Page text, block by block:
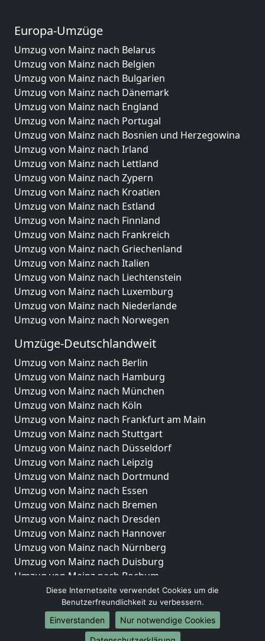
Europa-Umzüge
Umzug von Mainz nach Belarus
Umzug von Mainz nach Belgien
Umzug von Mainz nach Bulgarien
Umzug von Mainz nach Dänemark
Umzug von Mainz nach England
Umzug von Mainz nach Portugal
Umzug von Mainz nach Bosnien und Herzegowina
Umzug von Mainz nach Irland
Umzug von Mainz nach Lettland
Umzug von Mainz nach Zypern
Umzug von Mainz nach Kroatien
Umzug von Mainz nach Estland
Umzug von Mainz nach Finnland
Umzug von Mainz nach Frankreich
Umzug von Mainz nach Griechenland
Umzug von Mainz nach Italien
Umzug von Mainz nach Liechtenstein
Umzug von Mainz nach Luxemburg
Umzug von Mainz nach Niederlande
Umzug von Mainz nach Norwegen
Umzüge-Deutschlandweit
Umzug von Mainz nach Berlin
Umzug von Mainz nach Hamburg
Umzug von Mainz nach München
Umzug von Mainz nach Köln
Umzug von Mainz nach Frankfurt am Main
Umzug von Mainz nach Stuttgart
Umzug von Mainz nach Düsseldorf
Umzug von Mainz nach Leipzig
Umzug von Mainz nach Dortmund
Umzug von Mainz nach Essen
Umzug von Mainz nach Bremen
Umzug von Mainz nach Dresden
Umzug von Mainz nach Hannover
Umzug von Mainz nach Nürnberg
Umzug von Mainz nach Duisburg
Umzug von Mainz nach Bochum
Umzug von Mainz nach Wuppertal
Umzug von Mainz nach Bielefeld
Umzug von Mainz nach Bonn
Umzug von Mainz nach Münster
Diese Internetseite verwendet Cookies um die
Benutzerfreundlichkeit zu verbessern.
Einverstanden
Nur notwendige Cookies